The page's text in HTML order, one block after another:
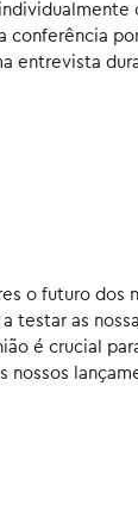
conferência
entrevista
o futuro dos
testar as
é crucial
nossos